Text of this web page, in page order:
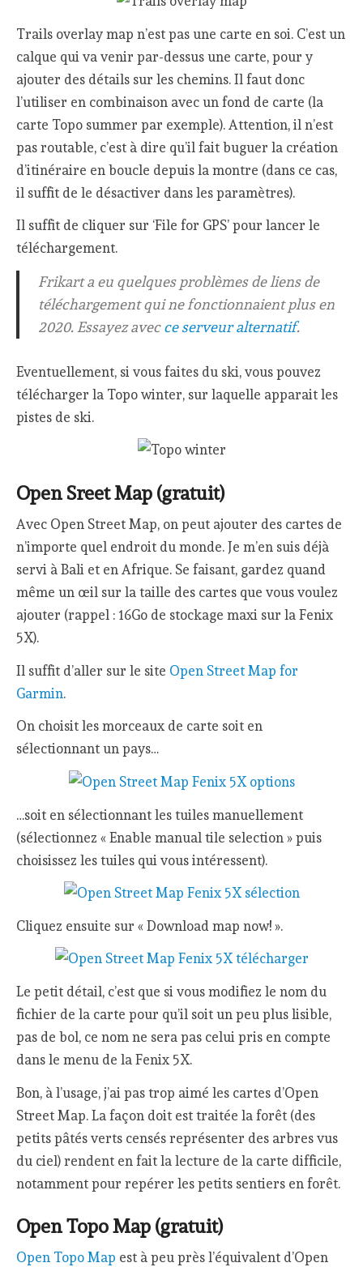
Trails overlay map n’est pas une carte en soi. C’est un
calque qui va venir par-dessus une carte, pour y
ajouter des détails sur les chemins. Il faut donc
l’utiliser en combinaison avec un fond de carte (la
carte Topo summer par exemple). Attention, il n’est
pas routable, c’est à dire qu’il fait buguer la création
d’itinéraire en boucle depuis la montre (dans ce cas,
il suffit de le désactiver dans les paramètres).
Il suffit de cliquer sur ‘File for GPS’ pour lancer le
téléchargement.
Frikart a eu quelques problèmes de liens de
téléchargement qui ne fonctionnaient plus en
2020. Essayez avecceserveur alternatif.
Eventuellement, si vous faites du ski, vous pouvez
télécharger la Topo winter, sur laquelle apparait les
pistes de ski.
Open Sreet Map (gratuit)
Avec Open Street Map, on peut ajouter des cartes de
n’importe quel endroit du monde. Je m’en suis déjà
servi à Bali et en Afrique. Se faisant, gardez quand
même un œil sur la taille des cartes que vous voulez
ajouter (rappel : 16Go de stockage maxi sur la Fenix
5X).
Il suffit d’aller sur le site Open Street Map for
Garmin.
On choisit les morceaux de carte soit en
sélectionnant un pays…
…soit en sélectionnant les tuiles manuellement
(sélectionnez « Enable manual tile selection » puis
choisissez les tuiles qui vous intéressent).
Cliquez ensuite sur « Download map now! ».
Le petit détail, c’est que si vous modifiez le nom du
fichier de la carte pour qu’il soit un peu plus lisible,
pas de bol, ce nom ne sera pas celui pris en compte
dans le menu de la Fenix 5X.
Bon, à l’usage, j’ai pas trop aimé les cartes d’Open
Street Map. La façon doit est traitée la forêt (des
petits pâtés verts censés représenter des arbres vus
du ciel) rendent en fait la lecture de la carte difficile,
notamment pour repérer les petits sentiers en forêt.
Open Topo Map (gratuit)
Open Topo Map est à peu près l’équivalent d’Open